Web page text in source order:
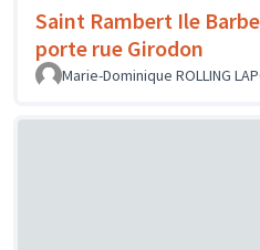
Saint Rambert Ile
porte rue Girodon
Marie-Dominique ROLLING